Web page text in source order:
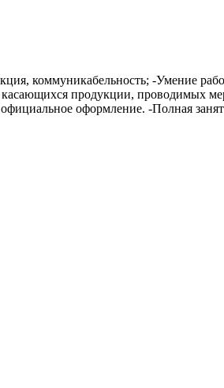
коммуникабельность; -Умение
касающихся продукции, проводимых
оформление. -Полная